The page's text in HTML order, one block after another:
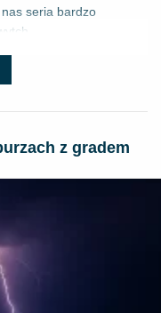
seria bardzo
z gradem